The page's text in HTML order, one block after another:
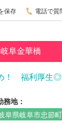
保存 電話で質
阜金華橋
！ 福利厚生◎
務地：
阜県岐阜市忠節